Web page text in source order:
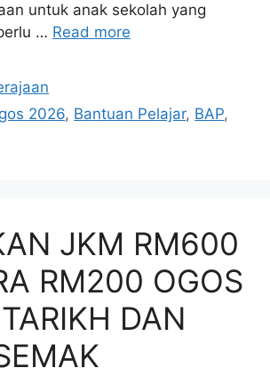
untuk anak sekolah yang
… Read more
2026, Bantuan Pelajar, BAP,
JKM RM600
RM200 OGOS
DAN